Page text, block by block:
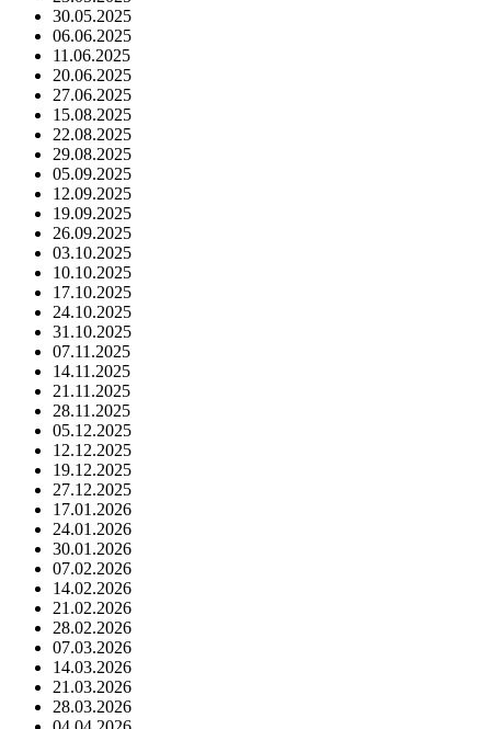
30.05.2025
06.06.2025
11.06.2025
20.06.2025
27.06.2025
15.08.2025
22.08.2025
29.08.2025
05.09.2025
12.09.2025
19.09.2025
26.09.2025
03.10.2025
10.10.2025
17.10.2025
24.10.2025
31.10.2025
07.11.2025
14.11.2025
21.11.2025
28.11.2025
05.12.2025
12.12.2025
19.12.2025
27.12.2025
17.01.2026
24.01.2026
30.01.2026
07.02.2026
14.02.2026
21.02.2026
28.02.2026
07.03.2026
14.03.2026
21.03.2026
28.03.2026